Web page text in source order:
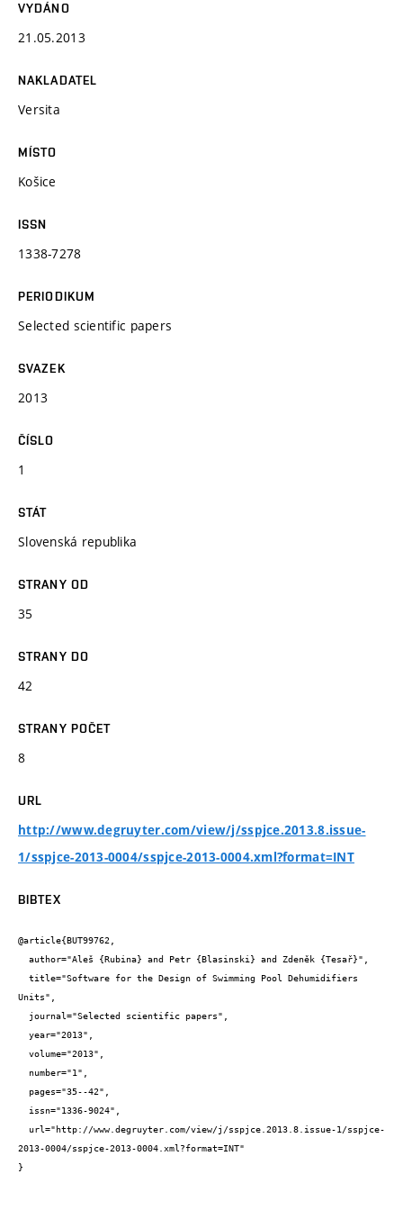
VYDÁNO
21.05.2013
NAKLADATEL
Versita
MÍSTO
Košice
ISSN
1338-7278
PERIODIKUM
Selected scientific papers
SVAZEK
2013
ČÍSLO
1
STÁT
Slovenská republika
STRANY OD
35
STRANY DO
42
STRANY POČET
8
URL
http://www.degruyter.com/view/j/sspjce.2013.8.issue-
1/sspjce-2013-0004/sspjce-2013-0004.xml?format=INT
BIBTEX
@article{BUT99762,
Units",
2013-0004/sspjce-2013-0004.xml?format=INT"
}